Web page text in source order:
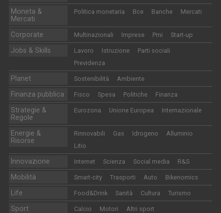
Moneta &
Mercati
Politica monetaria Bce Banche Mercati
Corporate Multinazionali Imprese Pmi Start-up
Jobs & Skills Lavoro Istruzione
Parti sociali
Previdenza
Planet Sostenibilità Ambiente
Finanza pubblica Fisco Spesa Politiche Finanza
Strategie &
Regole
Eurozona Unione Europea Internazionale
Energie &
Risorse
Rinnovabili Gas Idrogeno
Alluminio
Litio
Innovazione Internet Scienza Social media R&S
Mobilità Smart-city Trasporti Auto Bikenomics
Life Food&Drink Sanità Cultura Turismo
Sport Calcio Motori Altri sport